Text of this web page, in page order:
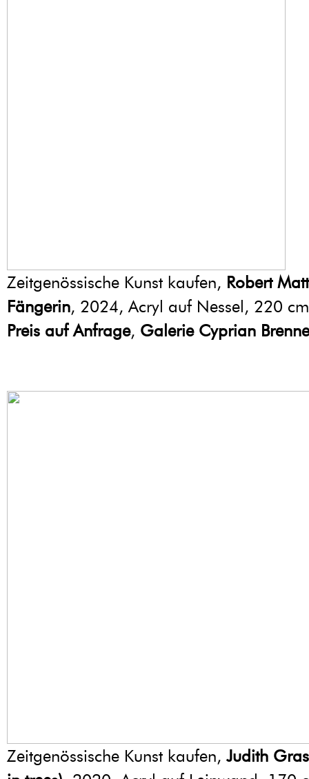
Zeitgenössische Kunst kaufen, Robert
Fängerin, 2024, Acryl auf Nessel, 220
Preis auf Anfrage, Galerie Cyprian
Zeitgenössische Kunst kaufen, Judith